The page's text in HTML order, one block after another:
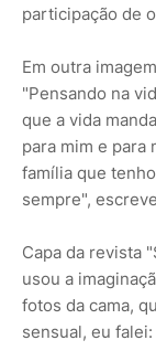
participação de
Em outra
"Pensando na
que a vida
para mim e para
família que
sempre",
Capa da revista
usou a
fotos da cama,
sensual, eu